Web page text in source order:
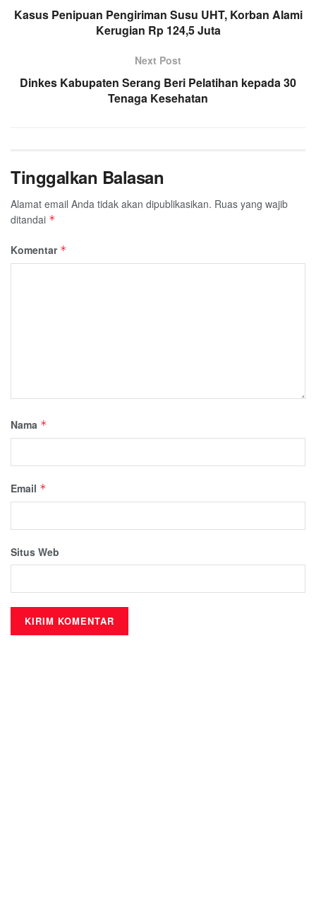
Kasus Penipuan Pengiriman Susu UHT, Korban Alami
Kerugian Rp 124,5 Juta
Next Post
Dinkes Kabupaten Serang Beri Pelatihan kepada 30
Tenaga Kesehatan
Tinggalkan Balasan
Alamat email Anda tidak akan dipublikasikan. Ruas yang wajib
ditandai *
Komentar *
Nama *
Email *
Situs Web